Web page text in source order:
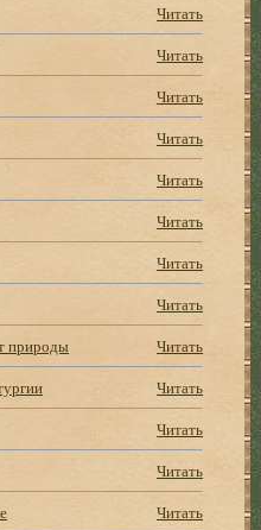
Читать
Читать
Читать
Читать
Читать
Читать
Читать
Читать
природы
Читать
Читать
Читать
Читать
Читать